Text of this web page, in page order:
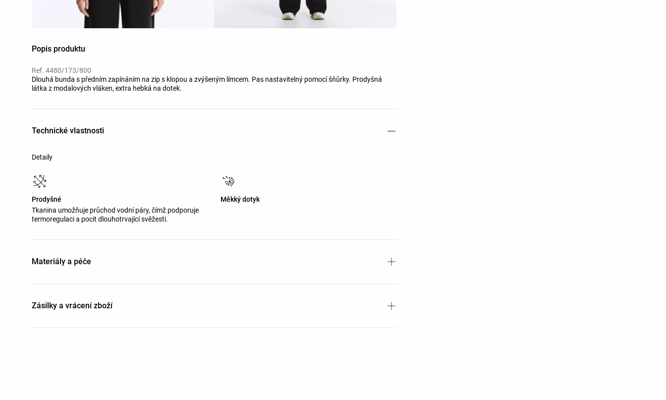
Popis produktu
Ref. 4480/173/800
Dlouhá bunda s předním zapínáním na zip s klopou a zvýšeným límcem. Pas nastavitelný pomocí šňůrky. Prodyšná
látka z modalových vláken, extra hebká na dotek.
Technické vlastnosti
Detaily
Prodyšné
Tkanina umožňuje průchod vodní páry, čímž podporuje
termoregulaci a pocit dlouhotrvající svěžesti.
Měkký dotyk
Materiály a péče
Zásilky a vrácení zboží